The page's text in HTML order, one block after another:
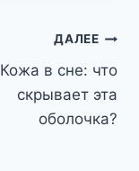
ДАЛЕЕ
Кожа в сне: что
скрывает эта
оболочка?